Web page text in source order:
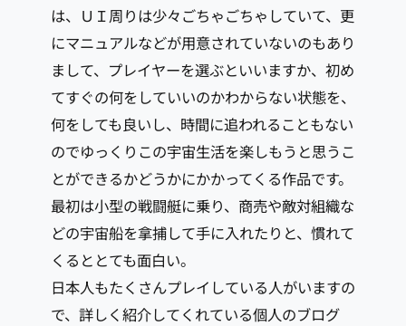
は、ＵＩ周りは少々ごちゃごちゃしていて、更
にマニュアルなどが用意されていないのもあり
まして、プレイヤーを選ぶといいますか、初め
てすぐの何をしていいのかわからない状態を、
何をしても良いし、時間に追われることもない
のでゆっくりこの宇宙生活を楽しもうと思うこ
とができるかどうかにかかってくる作品です。
最初は小型の戦闘艇に乗り、商売や敵対組織な
どの宇宙船を拿捕して手に入れたりと、慣れて
くるととても面白い。
日本人もたくさんプレイしている人がいますの
で、詳しく紹介してくれている個人のブログ